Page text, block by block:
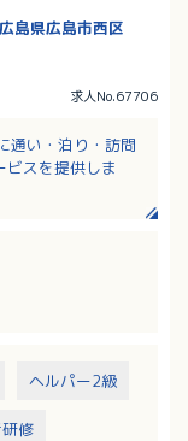
広島県広島市西区
求人No.67706
通い・泊り・訪問
ビスを提供しま
事務作業
ヘルパー2級
修